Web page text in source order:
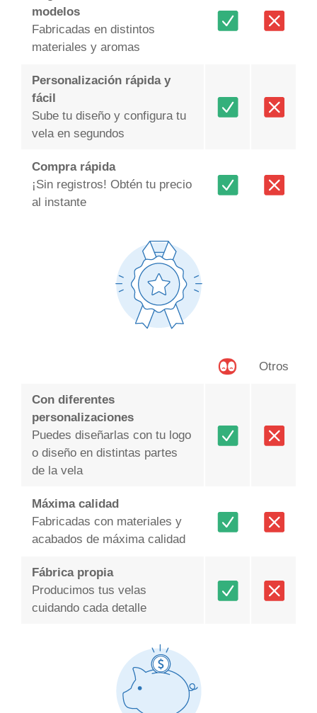
modelos
Fabricadas en distintos
materiales y aromas
Personalización rápida y
fácil
Sube tu diseño y configura tu
vela en segundos
Compra rápida
¡Sin registros! Obtén tu precio
al instante
Otros
Con diferentes
personalizaciones
Puedes diseñarlas con tu logo
o diseño en distintas partes
de la vela
Máxima calidad
Fabricadas con materiales y
acabados de máxima calidad
Fábrica propia
Producimos tus velas
cuidando cada detalle